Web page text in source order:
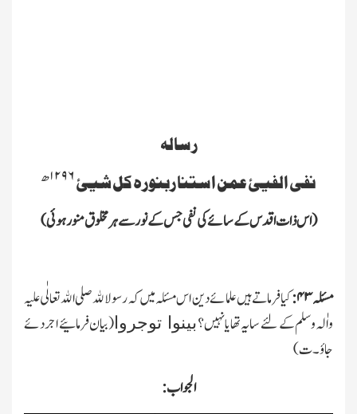
رسالہ
نفی الفیئ عمن استنا ربنورہ کل شیئ۱۲۹۶ھ
(ا س ذات اقدس کے سائے کی نفی جس کے نور سے ہر مخلوق منور ہوئی)
مسئلہ۴۳: کیافرماتے ہیں علمائے دین اس مسئلہ میںکہ رسولالله صلی الله تعالٰی علیہ
واٰلہ وسلم کے لئے سایہ تھایانہیں؟بینوا توجروا (بیان فرمائیے اجردئے
جاؤ۔ت)
الجواب: